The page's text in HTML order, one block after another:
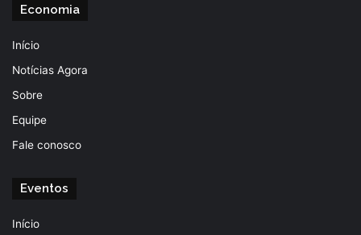
Economia
Início
Notícias Agora
Sobre
Equipe
Fale conosco
Eventos
Início